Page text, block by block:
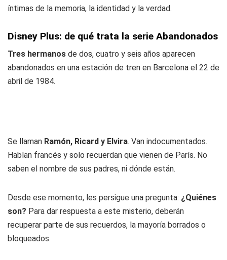
íntimas de la memoria, la identidad y la verdad.
Disney Plus: de qué trata la serie Abandonados
Tres hermanos de dos, cuatro y seis años aparecen
abandonados en una estación de tren en Barcelona el 22 de
abril de 1984.
Se llaman Ramón, Ricard y Elvira. Van indocumentados.
Hablan francés y solo recuerdan que vienen de París. No
saben el nombre de sus padres, ni dónde están.
Desde ese momento, les persigue una pregunta: ¿Quiénes
son? Para dar respuesta a este misterio, deberán
recuperar parte de sus recuerdos, la mayoría borrados o
bloqueados.